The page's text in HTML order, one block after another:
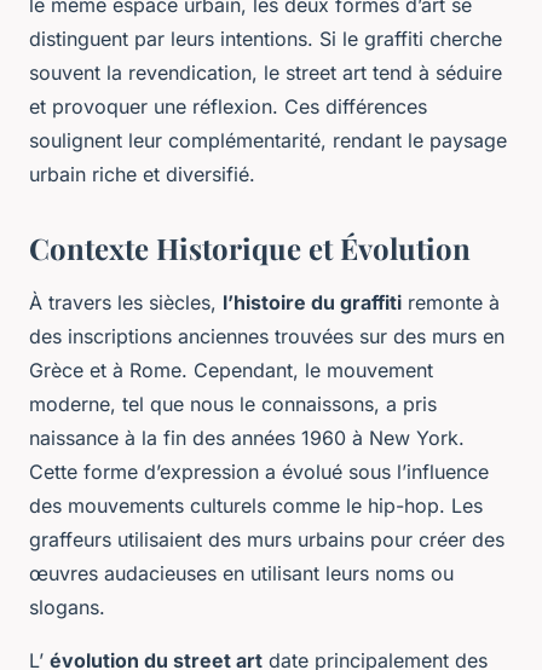
le même espace urbain, les deux formes d’art se
distinguent par leurs intentions. Si le graffiti cherche
souvent la revendication, le street art tend à séduire
et provoquer une réflexion. Ces différences
soulignent leur complémentarité, rendant le paysage
urbain riche et diversifié.
Contexte Historique et Évolution
À travers les siècles, l’histoire du graffiti remonte à
des inscriptions anciennes trouvées sur des murs en
Grèce et à Rome. Cependant, le mouvement
moderne, tel que nous le connaissons, a pris
naissance à la fin des années 1960 à New York.
Cette forme d’expression a évolué sous l’influence
des mouvements culturels comme le hip-hop. Les
graffeurs utilisaient des murs urbains pour créer des
œuvres audacieuses en utilisant leurs noms ou
slogans.
L’ évolution du street art date principalement des